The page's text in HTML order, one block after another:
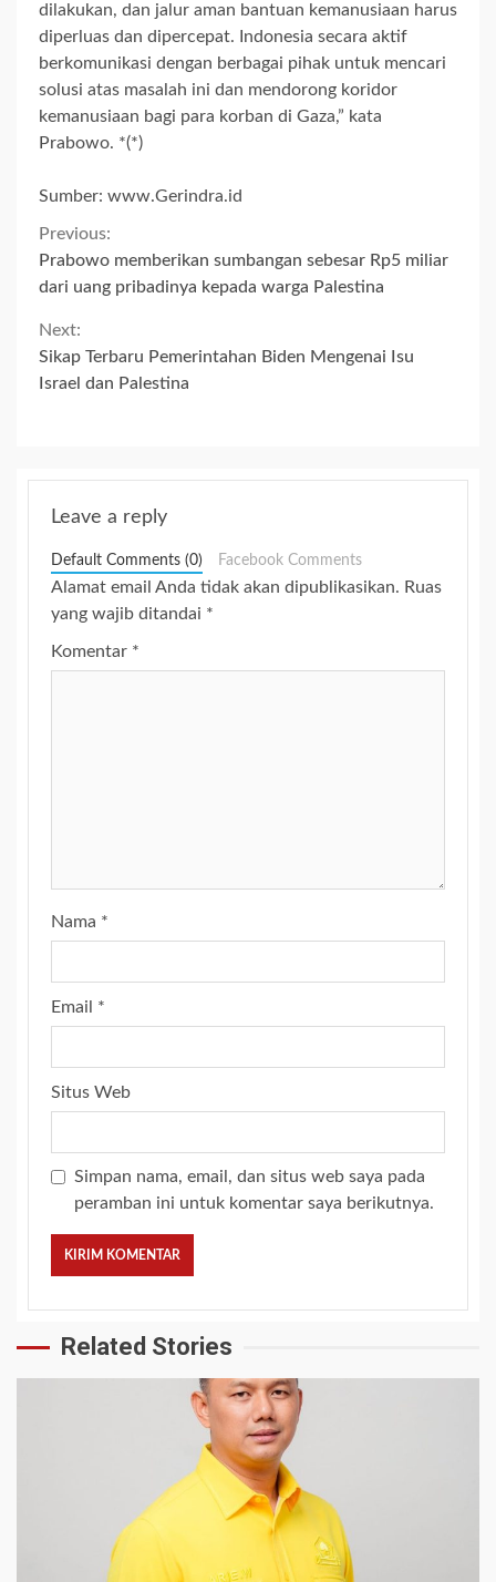
dilakukan, dan jalur aman bantuan kemanusiaan harus
diperluas dan dipercepat. Indonesia secara aktif
berkomunikasi dengan berbagai pihak untuk mencari
solusi atas masalah ini dan mendorong koridor
kemanusiaan bagi para korban di Gaza,” kata
Prabowo. *(*)
Sumber: www.Gerindra.id
Continue
Reading
Previous:
Prabowo memberikan sumbangan sebesar Rp5 miliar
dari uang pribadinya kepada warga Palestina
Next:
Sikap Terbaru Pemerintahan Biden Mengenai Isu
Israel dan Palestina
Leave a reply
Default Comments (0) Facebook Comments
Alamat email Anda tidak akan dipublikasikan. Ruas
yang wajib ditandai *
Komentar *
Nama *
Email *
Situs Web
Simpan nama, email, dan situs web saya pada
peramban ini untuk komentar saya berikutnya.
Related Stories